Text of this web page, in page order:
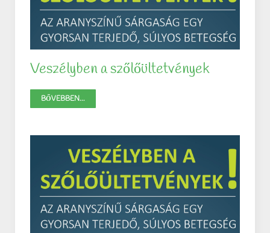
Veszélyben a szőlőültetvények
BŐVEBBEN...